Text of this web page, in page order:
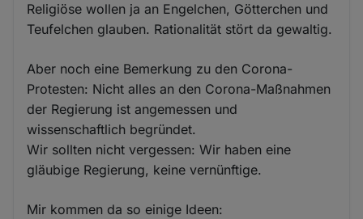
Religiöse wollen ja an Engelchen, Götterchen und
Teufelchen glauben. Rationalität stört da gewaltig.
Aber noch eine Bemerkung zu den Corona-
Protesten: Nicht alles an den Corona-Maßnahmen
der Regierung ist angemessen und
wissenschaftlich begründet.
Wir sollten nicht vergessen: Wir haben eine
gläubige Regierung, keine vernünftige.
Mir kommen da so einige Ideen: